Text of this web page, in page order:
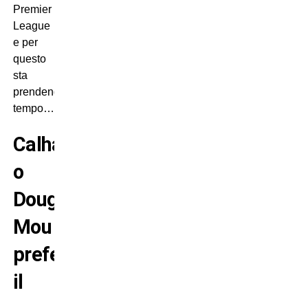
Premier
League
e per
questo
sta
prendendo
tempo…
Calha
o
Douglas:
Mou
preferirebbe
il